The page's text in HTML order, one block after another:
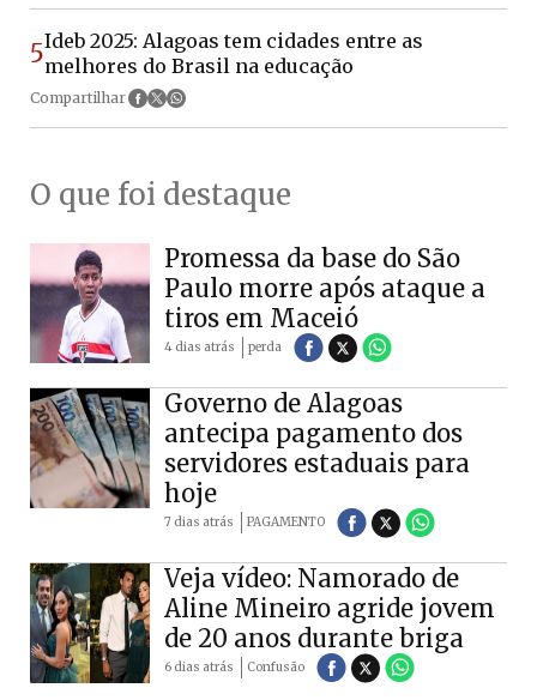
5Ideb 2025: Alagoas tem cidades entre as
melhores do Brasil na educação
Compartilhar
O que foi destaque
Promessa da base do São
Paulo morre após ataque a
tiros em Maceió
4 dias atrás perda
Governo de Alagoas
antecipa pagamento dos
servidores estaduais para
hoje
7 dias atrás PAGAMENTO
Veja vídeo: Namorado de
Aline Mineiro agride jovem
de 20 anos durante briga
6 dias atrás Confusão